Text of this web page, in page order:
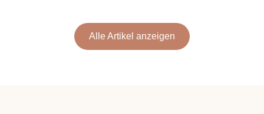
Alle Artikel anzeigen